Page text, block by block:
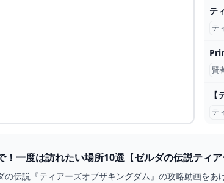
テ
賢
テ
！一度は訪れたい場所10選【ゼルダの伝説ティ
伝説『ティアーズオブザキングダム』の攻略動画を